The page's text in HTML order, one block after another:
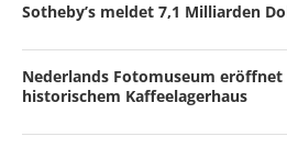
Sotheby’s meldet 7,1 Milliarden
Nederlands Fotomuseum
historischem Kaffeelagerhaus